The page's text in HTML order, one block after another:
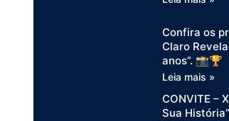
Confira os
Claro
anos”. 📸🏆
Leia mais »
CONVITE –
Sua